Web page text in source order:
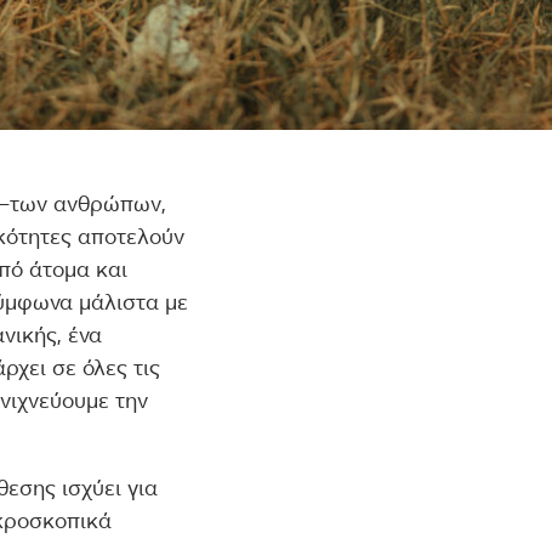
ανθρώπων,
αποτελούν
άτομα και
μάλιστα με
ένα
σε όλες τις
την
ισχύει για